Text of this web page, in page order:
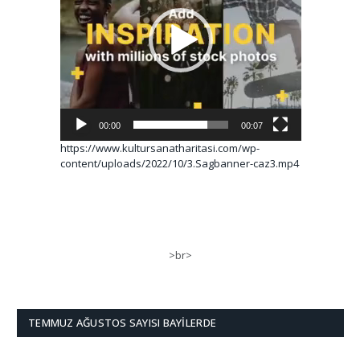
00:00 00:07
https://www.kultursanatharitasi.com/wp-
content/uploads/2022/10/3.Sagbanner-caz3.mp4
>br>
TEMMUZ AĞUSTOS SAYISI BAYILERDE